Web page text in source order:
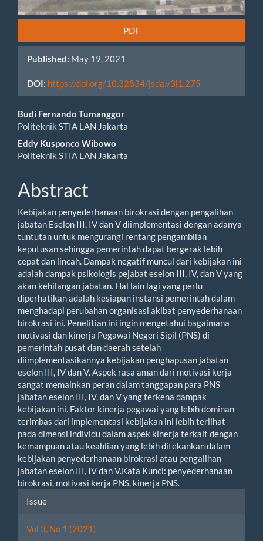
PDF
Published: May 19, 2021
DOI: https://doi.org/10.32834/jsda.v3i1.275
Main
Article
Content
Budi Fernando Tumanggor
Politeknik STIA LAN Jakarta
Eddy Kusponco Wibowo
Politeknik STIA LAN Jakarta
Abstract
Kebijakan penyederhanaan birokrasi dengan pengalihan
jabatan Eselon III, IV dan V diimplementasi dengan adanya
tuntutan untuk mengurangi rentang pengambilan
keputusan sehingga pemerintah dapat bergerak lebih
cepat dan lincah. Dampak negatif muncul dari kebijakan ini
adalah dampak psikologis pejabat eselon III, IV, dan V yang
akan kehilangan jabatan. Hal lain lagi yang perlu
diperhatikan adalah kesiapan instansi pemerintah dalam
menghadapi perubahan organisasi akibat penyederhanaan
birokrasi ini. Penelitian ini ingin mengetahui bagaimana
motivasi dan kinerja Pegawai Negeri Sipil (PNS) di
pemerintah pusat dan daerah setelah
diimplementasikannya kebijakan penghapusan jabatan
eselon III, IV dan V. Aspek rasa aman dari motivasi kerja
sangat memainkan peran dalam tanggapan para PNS
jabatan eselon III, IV, dan V yang terkena dampak
kebijakan ini. Faktor kinerja pegawai yang lebih dominan
terimbas dari implementasi kebijakan ini lebih terlihat
pada dimensi individu dalam aspek kinerja terkait dengan
kemampuan atau keahlian yang lebih ditekankan dalam
kebijakan penyederhanaan birokrasi atau pengalihan
jabatan eselon III, IV dan V.Kata Kunci: penyederhanaan
birokrasi, motivasi kerja PNS, kinerja PNS.
Article
Details
Issue
Vol 3, No 1 (2021)